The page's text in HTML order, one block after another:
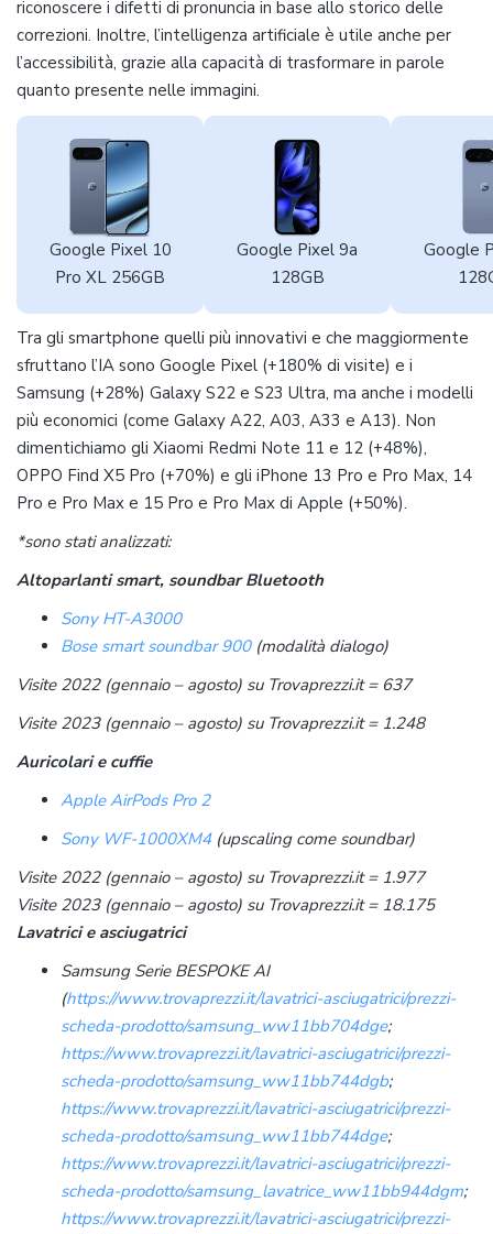
riconoscere i difetti di pronuncia in base allo storico delle
correzioni. Inoltre, l’intelligenza artificiale è utile anche per
l’accessibilità, grazie alla capacità di trasformare in parole
quanto presente nelle immagini.
Google Pixel 10
Pro XL 256GB
Google Pixel 9a
128GB
Google
Tra gli smartphone quelli più innovativi e che maggiormente
sfruttano l’IA sono Google Pixel (+180% di visite) e i
Samsung (+28%) Galaxy S22 e S23 Ultra, ma anche i modelli
più economici (come Galaxy A22, A03, A33 e A13). Non
dimentichiamo gli Xiaomi Redmi Note 11 e 12 (+48%),
OPPO Find X5 Pro (+70%) e gli iPhone 13 Pro e Pro Max, 14
Pro e Pro Max e 15 Pro e Pro Max di Apple (+50%).
*sono stati analizzati:
Altoparlanti smart, soundbar Bluetooth
Sony HT-A3000
Bose smart soundbar 900(modalità dialogo)
Visite 2022 (gennaio – agosto) su Trovaprezzi.it = 637
Visite 2023 (gennaio – agosto) su Trovaprezzi.it = 1.248
Auricolari e cuffie
Apple AirPods Pro 2
Sony WF-1000XM4(upscaling come soundbar)
Visite 2022 (gennaio – agosto) su Trovaprezzi.it = 1.977
Visite 2023 (gennaio – agosto) su Trovaprezzi.it = 18.175
Lavatrici e asciugatrici
Samsung Serie BESPOKE AI
(https://www.trovaprezzi.it/lavatrici-asciugatrici/prezzi-
scheda-prodotto/samsung_ww11bb704dge;
https://www.trovaprezzi.it/lavatrici-asciugatrici/prezzi-
scheda-prodotto/samsung_ww11bb744dgb;
https://www.trovaprezzi.it/lavatrici-asciugatrici/prezzi-
scheda-prodotto/samsung_ww11bb744dge;
https://www.trovaprezzi.it/lavatrici-asciugatrici/prezzi-
scheda-prodotto/samsung_lavatrice_ww11bb944dgm;
https://www.trovaprezzi.it/lavatrici-asciugatrici/prezzi-